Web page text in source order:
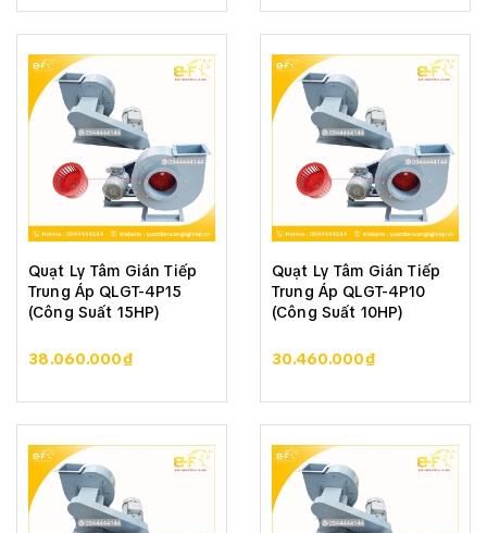
Quạt Ly Tâm Gián Tiếp
Trung Áp QLGT-4P15
(Công Suất 15HP)
38.060.000₫
Quạt Ly Tâm Gián Tiếp
Trung Áp QLGT-4P10
(Công Suất 10HP)
30.460.000₫